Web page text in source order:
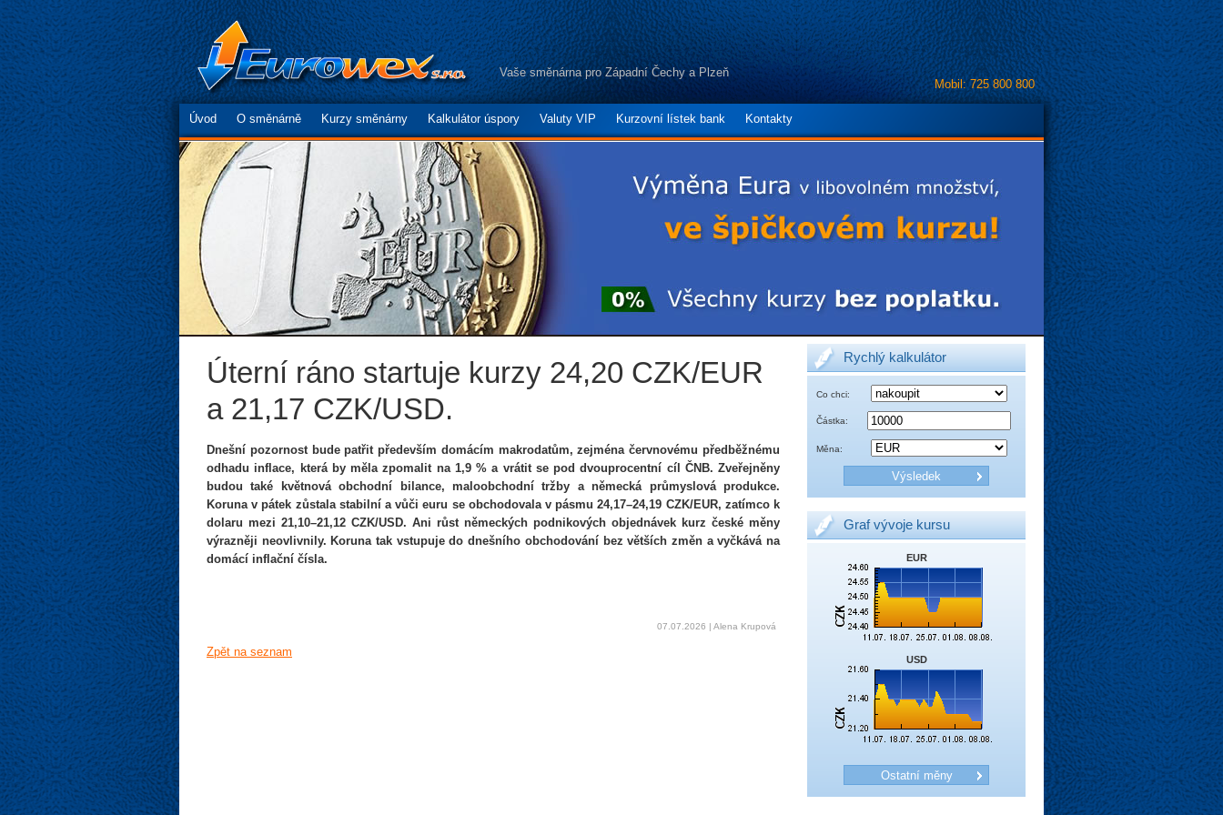
Vaše směnárna pro Západní Čechy a Plzeň
Mobil: 725 800 800
Úvod O směnárně Kurzy směnárny Kalkulátor úspory Valuty VIP Kurzovní lístek bank Kontakty
Úterní ráno startuje kurzy 24,20 CZK/EUR
a 21,17 CZK/USD.
Dnešní pozornost bude patřit především domácím makrodatům, zejména červnovému předběžnému
odhadu inflace, která by měla zpomalit na 1,9 % a vrátit se pod dvouprocentní cíl ČNB. Zveřejněny
budou také květnová obchodní bilance, maloobchodní tržby a německá průmyslová produkce.
Koruna v pátek zůstala stabilní a vůči euru se obchodovala v pásmu 24,17–24,19 CZK/EUR, zatímco k
dolaru mezi 21,10–21,12 CZK/USD. Ani růst německých podnikových objednávek kurz české měny
výrazněji neovlivnily. Koruna tak vstupuje do dnešního obchodování bez větších změn a vyčkává na
domácí inflační čísla.
07.07.2026 | Alena Krupová
Zpět na seznam
Rychlý kalkulátor
Co chci:
Částka:
Měna:
Graf vývoje kursu
EUR
USD